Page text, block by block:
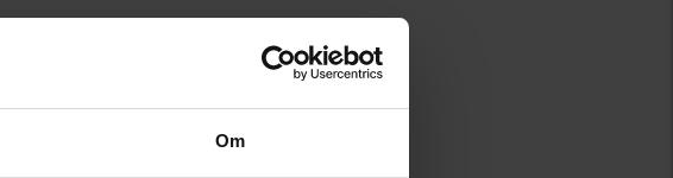
Om